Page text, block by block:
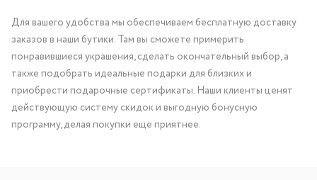
Для вашего удобства мы обеспечиваем бесплатную доставку
заказов в наши бутики. Там вы сможете примерить
понравившиеся украшения, сделать окончательный выбор, а
также подобрать идеальные подарки для близких и
приобрести подарочные сертификаты. Наши клиенты ценят
действующую систему скидок и выгодную бонусную
программу, делая покупки еще приятнее.